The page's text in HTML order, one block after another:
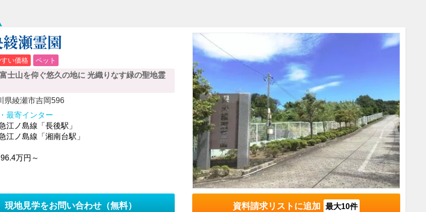
瀬霊園
い価格 ペット
士山を仰ぐ悠久の地に 光織りなす緑の聖地霊
県綾瀬市吉岡596
最寄インター
江ノ島線「長後駅」
江ノ島線「湘南台駅」
96.4万円～
現地見学をお問い合わせ （無料） 資料請求リストに追加 最大10件